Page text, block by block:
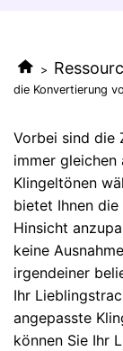
>
die Konvertierung
Vorbei sind die
immer
Klingeltönen
bietet Ihnen
Hinsicht
keine
irgendeiner
Ihr
angepasste
können Sie Ihr